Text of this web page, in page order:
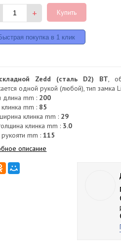
+ Купить
Zedd (сталь D2) BT ,
одной рукой (любой), тип замка
mm : 200
mm : 85
клинка mm : 29
клинка mm : 3.0
mm : 115
описание